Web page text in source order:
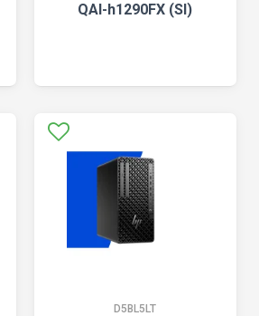
QAI-h1290FX (SI)
D5BL5LT